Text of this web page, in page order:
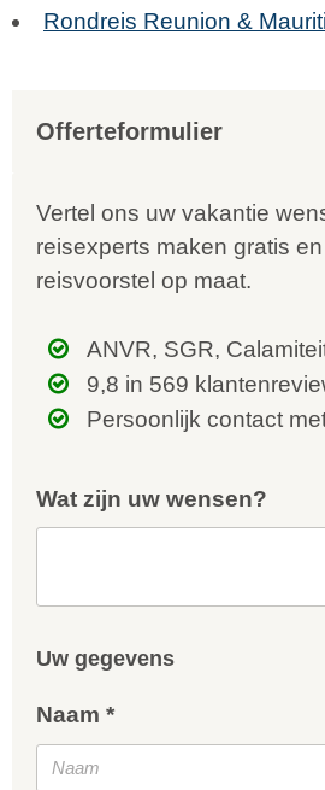
Rondreis Reunion &
Offerteformulier
Vertel ons uw vakantie
reisexperts maken gratis
reisvoorstel op maat.
ANVR, SGR,
9,8 in 569
Persoonlijk contact
Wat zijn uw wensen?
Uw gegevens
Naam *